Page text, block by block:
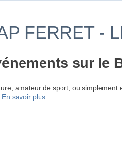
FERRET -
sur le
amateur de sport, ou
En savoir plus...